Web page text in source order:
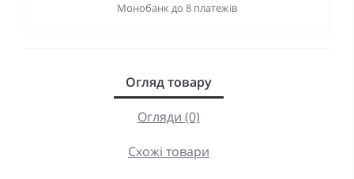
Монобанк до 8 платежів
Огляд товару
Огляди (0)
Схожі товари